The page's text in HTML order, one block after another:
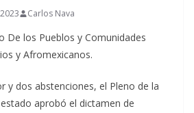
Carlos Nava
De los Pueblos y Comunidades
y Afromexicanos.
y dos abstenciones, el Pleno de la
aprobó el dictamen de